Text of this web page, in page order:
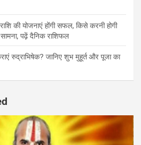
की योजनाएं होंगी सफल, किसे करनी होगी
पढ़ें दैनिक राशिफल
रुद्राभिषेक? जानिए शुभ मुहूर्त और पूजा का